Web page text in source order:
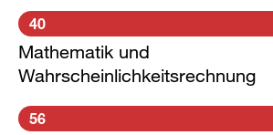
40
Mathematik und
Wahrscheinlichkeitsrechnung
56